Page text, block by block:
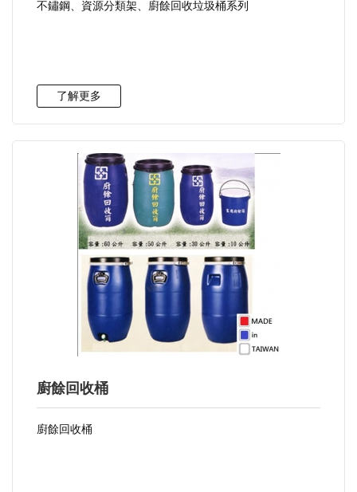
不鏽鋼、資源分類架、廚餘回收垃圾桶系列
了解更多
廚餘回收桶
廚餘回收桶